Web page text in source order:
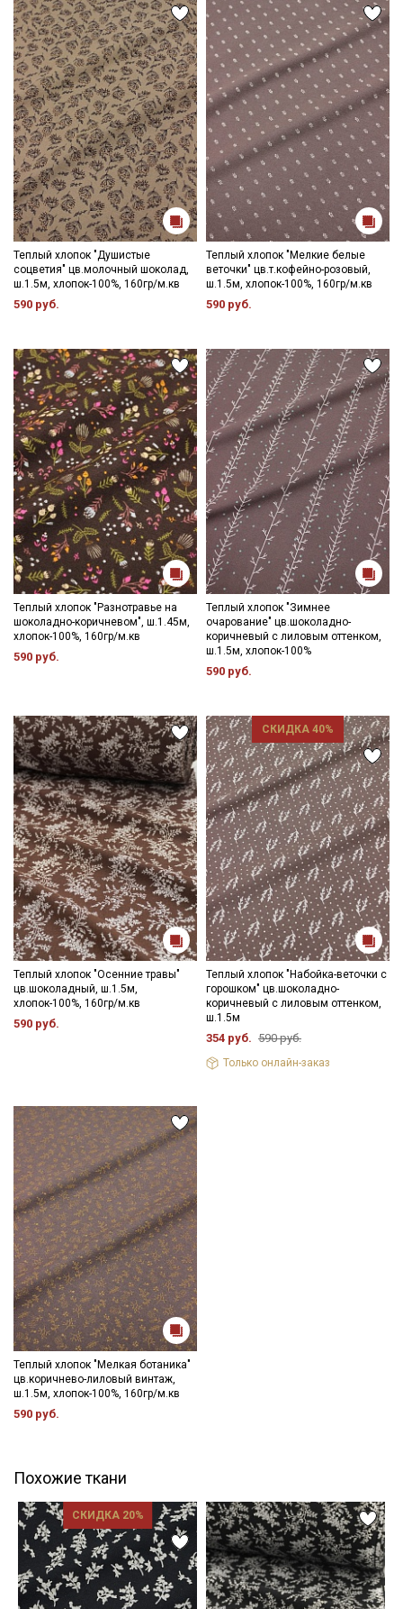
Теплый хлопок "Душистые
соцветия" цв.молочный шоколад,
ш.1.5м, хлопок-100%, 160гр/м.кв
590 руб.
Теплый хлопок "Мелкие белые
веточки" цв.т.кофейно-розовый,
ш.1.5м, хлопок-100%, 160гр/м.кв
590 руб.
Теплый хлопок "Разнотравье на
шоколадно-коричневом", ш.1.45м,
хлопок-100%, 160гр/м.кв
590 руб.
Теплый хлопок "Зимнее
очарование" цв.шоколадно-
коричневый с лиловым оттенком,
ш.1.5м, хлопок-100%
590 руб.
Теплый хлопок "Осенние травы"
цв.шоколадный, ш.1.5м,
хлопок-100%, 160гр/м.кв
590 руб.
СКИДКА 40%
Теплый хлопок "Набойка-веточки с
горошком" цв.шоколадно-
коричневый с лиловым оттенком,
ш.1.5м
354 руб. 590 руб.
Только онлайн-заказ
Теплый хлопок "Мелкая ботаника"
цв.коричнево-лиловый винтаж,
ш.1.5м, хлопок-100%, 160гр/м.кв
590 руб.
Похожие ткани
СКИДКА 20%
Электронная почта
Подписаться
Ознакомлен(а) сПолитикой обработки персональных
данныхи даю Согласие на обработку персональных
данных
ДаюСогласие на получение рекламных и
информационных рассылок